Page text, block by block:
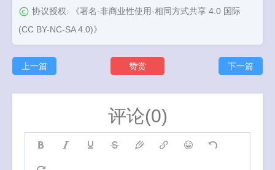
协议授权:
《署名-非商业性使用-相同方式共享 4.0 国际
(CC BY-NC-SA 4.0)》
下一篇
上一篇 赞赏
评论(0)